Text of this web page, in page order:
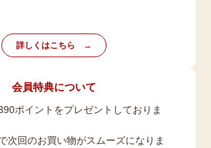
詳しくはこちら
会員特典について
ポイントをプレゼントしておりま
次回のお買い物がスムーズになりま